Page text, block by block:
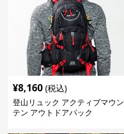
¥8,160 (税込)
登山リュック アクティブマウン
テン アウトドアパック